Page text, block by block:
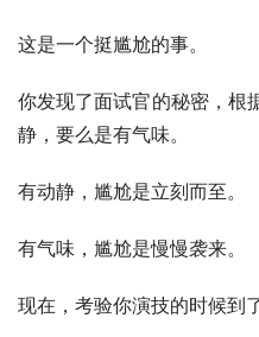
这是一个挺尴尬的事。
你发现了面试官的秘密，根
静，要么是有气味。
有动静，尴尬是立刻而至。
有气味，尴尬是慢慢袭来。
现在，考验你演技的时候到